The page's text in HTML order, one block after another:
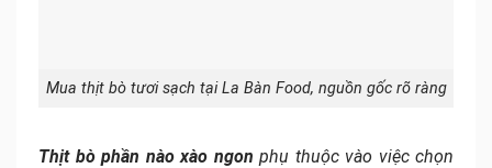
Mua thịt bò tươi sạch tại La Bàn Food, nguồn gốc rõ ràng
Thịt bò phần nào xào ngon phụ thuộc vào việc chọn